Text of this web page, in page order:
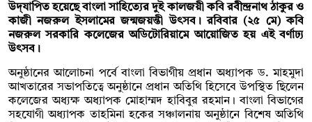
উদ্‌যাপিত হয়েছে বাংলা সাহিত্যের দুই কালজয়ী কবি রবীন্দ্রনাথ ঠাকুর ও
কাজী নজরুল ইসলামের জন্মজয়ন্তী উৎসব। রবিবার (২৫ মে) কবি
নজরুল সরকারি কলেজের অডিটোরিয়ামে আয়োজিত হয় এই বর্ণাঢ্য
উৎসব।
অনুষ্ঠানের আলোচনা পর্বে বাংলা বিভাগীয় প্রধান অধ্যাপক ড. মাহমুদা
আখতারের সভাপতিত্বে অনুষ্ঠানে প্রধান অতিথি হিসেবে উপস্থিত ছিলেন
কলেজের অধ্যক্ষ অধ্যাপক মোহাম্মদ হাবিবুর রহমান। বাংলা বিভাগের
সহযোগী অধ্যাপক তাহমিনা হকের সঞ্চালনায় অনুষ্ঠানে বিশেষ অতিথি